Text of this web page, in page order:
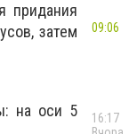
придания
затем
на оси 5
09:06
16:17